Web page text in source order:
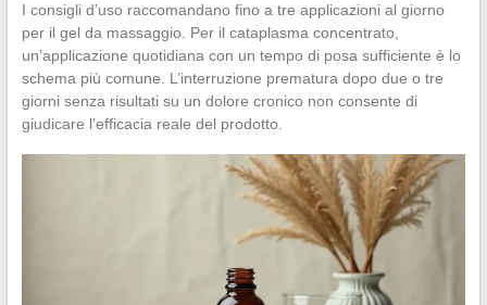
I consigli d’uso raccomandano fino a tre applicazioni al giorno
per il gel da massaggio. Per il cataplasma concentrato,
un’applicazione quotidiana con un tempo di posa sufficiente è lo
schema più comune. L’interruzione prematura dopo due o tre
giorni senza risultati su un dolore cronico non consente di
giudicare l’efficacia reale del prodotto.